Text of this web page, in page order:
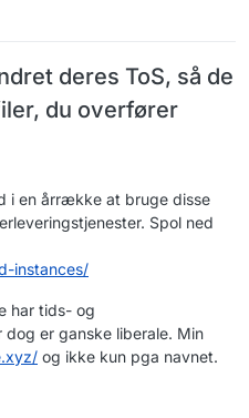
deres ToS, så de
du overfører
i en årrække at bruge disse
Spol ned
instances/
har tids- og
er ganske liberale. Min
og ikke kun pga navnet.